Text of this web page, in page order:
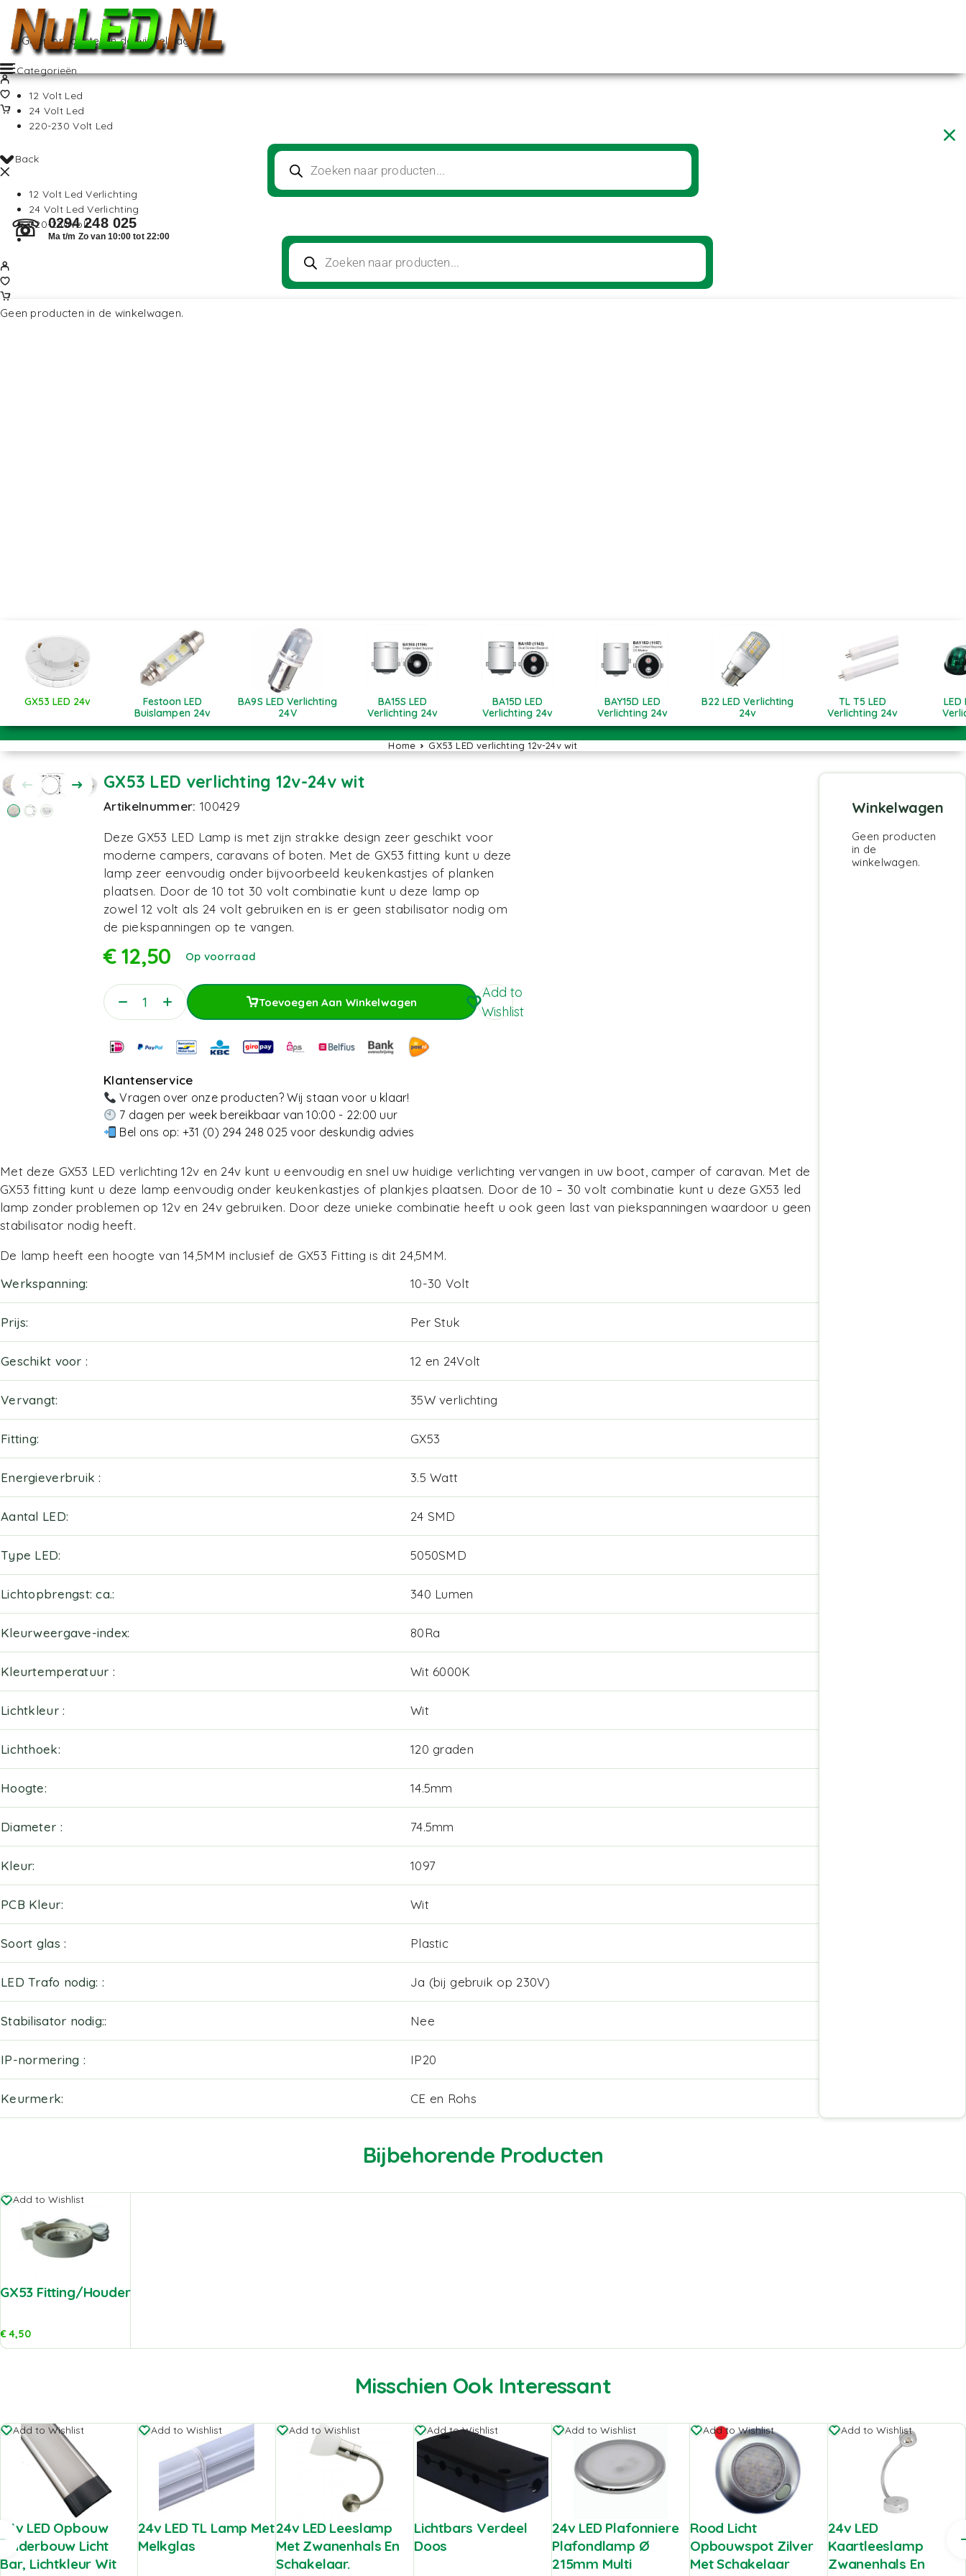
Geen producten in de winkelwagen.
Back
12 Volt Led Verlichting
24 Volt Led Verlichting
220-230Volt
Categorieën
12 Volt Led
24 Volt Led
220-230 Volt Led
☏ 0294 248 025
Ma t/m Zo van 10:00 tot 22:00
Geen producten in de winkelwagen.
GX53 LED 24v
Festoon LED
Buislampen 24v
BA9S LED Verlichting
24V
BA15S LED
Verlichting 24v
BA15D LED
Verlichting 24v
BAY15D LED
Verlichting 24v
B22 LED Verlichting
24v
TL T5 LED
Verlichting 24v
Home GX53 LED verlichting 12v-24v wit
GX53 LED verlichting 12v-24v wit
Artikelnummer:100429
Deze GX53 LED Lamp is met zijn strakke design zeer geschikt voor
moderne campers, caravans of boten. Met de GX53 fitting kunt u deze
lamp zeer eenvoudig onder bijvoorbeeld keukenkastjes of planken
plaatsen. Door de 10 tot 30 volt combinatie kunt u deze lamp op
zowel 12 volt als 24 volt gebruiken en is er geen stabilisator nodig om
de piekspanningen op te vangen.
€12,50 Op voorraad
Toevoegen Aan Winkelwagen
Toevoegen Aan Winkelwagen
Add to
Wishlist
Klantenservice
Vragen over onze producten? Wij staan voor u klaar!
7 dagen per week bereikbaar van 10:00 - 22:00 uur
Bel ons op: +31 (0) 294 248 025 voor deskundig advies
Met deze GX53 LED verlichting 12v en 24v kunt u eenvoudig en snel uw huidige verlichting vervangen in uw boot, camper of caravan. Met de
GX53 fitting kunt u deze lamp eenvoudig onder keukenkastjes of plankjes plaatsen. Door de 10 – 30 volt combinatie kunt u deze GX53 led
lamp zonder problemen op 12v en 24v gebruiken. Door deze unieke combinatie heeft u ook geen last van piekspanningen waardoor u geen
stabilisator nodig heeft.
De lamp heeft een hoogte van 14,5MM inclusief de GX53 Fitting is dit 24,5MM.
Werkspanning
10-30 Volt
Prijs Per Stuk
Geschikt voor 12 en 24Volt
Vervangt 35W verlichting
Fitting GX53
Energieverbruik 3.5 Watt
Aantal LED 24 SMD
Type LED 5050SMD
Lichtopbrengst: ca. 340 Lumen
Kleurweergave-index 80Ra
Kleurtemperatuur Wit 6000K
Lichtkleur Wit
Lichthoek 120 graden
Hoogte 14.5mm
Diameter 74.5mm
Kleur 1097
PCB Kleur Wit
Soort glas Plastic
LED Trafo nodig: Ja (bij gebruik op 230V)
Stabilisator nodig: Nee
IP-normering IP20
Keurmerk CE en Rohs
Winkelwagen
Geen producten
in de
winkelwagen.
Bijbehorende Producten
Add to Wishlist
GX53 Fitting/Houder
€4,50
Misschien Ook Interessant
Add to Wishlist
24v LED Opbouw
Onderbouw Licht
Bar, Lichtkleur Wit
Add to Wishlist
24v LED TL Lamp Met
Melkglas
Add to Wishlist
24v LED Leeslamp
Met Zwanenhals En
Schakelaar.
Add to Wishlist
Lichtbars Verdeel
Doos
Add to Wishlist
24v LED Plafonniere
Plafondlamp Ø
215mm Multi
Add to Wishlist
Rood Licht
Opbouwspot Zilver
Met Schakelaar
Add to Wishlist
24v LED
Kaartleeslamp
Zwanenhals En